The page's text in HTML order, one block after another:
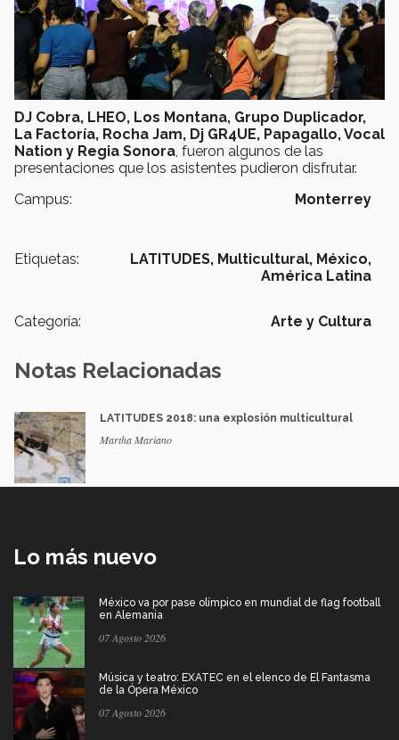
DJ Cobra, LHEO, Los Montana, Grupo Duplicador,
La Factoría, Rocha Jam, Dj GR4UE, Papagallo, Vocal
Nation y Regia Sonora, fueron algunos de las
presentaciones que los asistentes pudieron disfrutar.
Campus:
Monterrey
Etiquetas: LATITUDES, Multicultural, México,
América Latina
Categoría: Arte y Cultura
Notas Relacionadas
LATITUDES 2018: una explosión multicultural
Martha Mariano
Lo más nuevo
México va por pase olímpico en mundial de flag football
en Alemania
07 Agosto 2026
Música y teatro: EXATEC en el elenco de El Fantasma
de la Ópera México
07 Agosto 2026